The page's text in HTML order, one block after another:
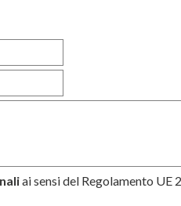
ai sensi del Regolamento UE